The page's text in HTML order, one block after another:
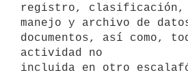
registro, clasificación,
manejo y archivo de
documentos, así como,
actividad no
incluida en otro